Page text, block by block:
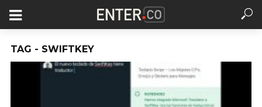
TAG - SWIFTKEY